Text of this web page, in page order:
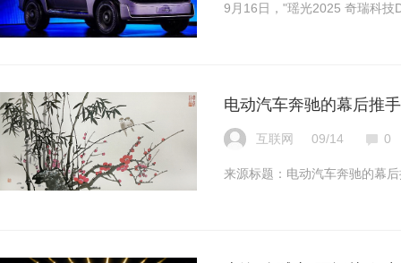
9月16日，"瑶光2025 奇瑞科技
电动汽车奔驰的幕后推
互联网 09/14 0
来源标题：电动汽车奔驰的幕